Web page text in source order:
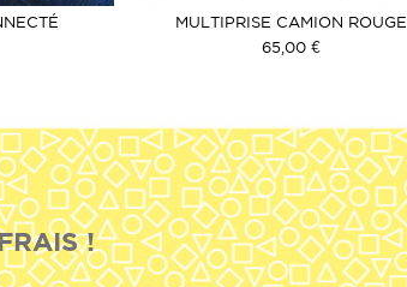
MULTIPRISE CAMION ROUGE
65,00 €
!